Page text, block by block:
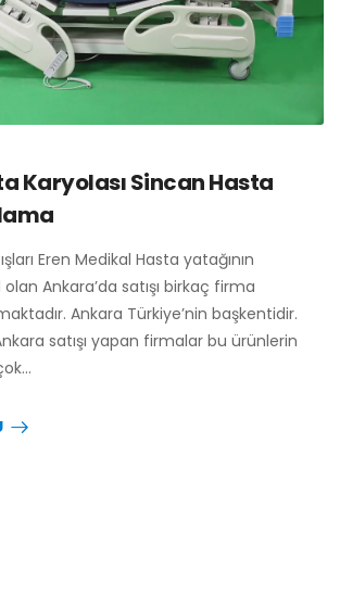
Karyolası Sincan Hasta
Eren Medikal Hasta yatağının
Ankara’da satışı birkaç firma
Ankara Türkiye’nin başkentidir.
satışı yapan firmalar bu ürünlerin